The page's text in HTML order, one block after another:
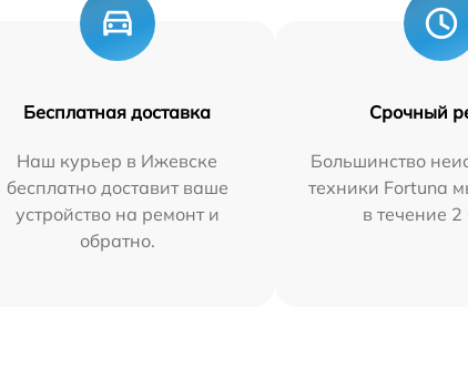
Бесплатная доставка
Наш курьер в Ижевске
бесплатно доставит ваше
устройство на ремонт и
обратно.
Срочный
Большинство
техники Fortuna
в течение 2